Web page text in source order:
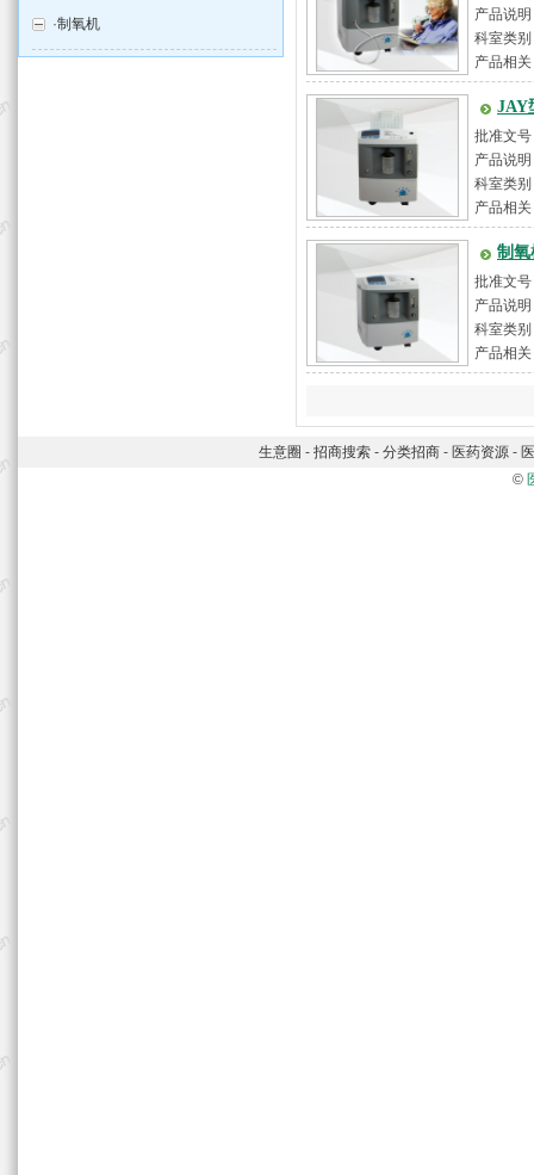
·制氧机
产品说
科室类
产品相
JAY
批准文
产品说
科室类
产品相
制氧
批准文
产品说
科室类
产品相
生意圈 - 招商搜索 - 分类招商 - 医药资源 -
©